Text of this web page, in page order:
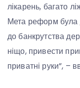
лікарень, багато
Мета реформ була
до банкрутства
ніщо, привести
приватні руки”, –